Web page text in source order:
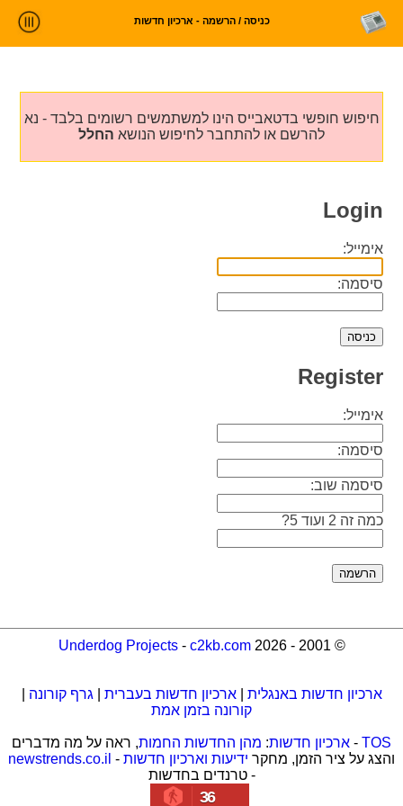
כניסה / הרשמה - ארכיון חדשות
ניתוח חדשות
עלינו
חיפוש חופשי בדטאבייס הינו למשתמשים רשומים בלבד - נא
להרשם או להתחבר לחיפוש הנושא החלל
Login
אימייל:
סיסמה:
Register
אימייל:
סיסמה:
סיסמה שוב:
כמה זה 2 ועוד 5?
© 2001 - 2026
Underdog Projects- c2kb.com
ארכיון חדשות באנגלית |ארכיון חדשות בעברית גרף קורונה
קורונה בזמן אמת
TOS
- ארכיון חדשות: מהן החדשות החמות, ראה על מה מדברים
והצג על ציר הזמן, מחקר ידיעות וארכיון חדשות -
newstrends.co.il
- טרנדים בחדשות
36